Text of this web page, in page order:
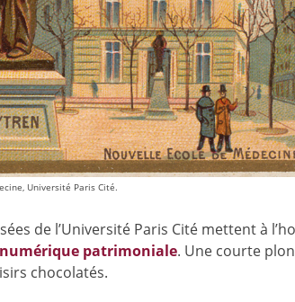
Université Paris Cité.
de l’Université Paris Cité mettent à
patrimoniale. Une courte
chocolatés.